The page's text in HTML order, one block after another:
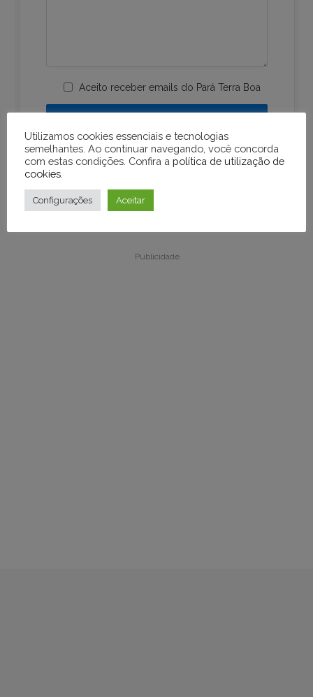
Aceito receber emails do Pará Terra Boa
Publicidade
Publicidade
Utilizamos cookies essenciais e tecnologias
semelhantes. Ao continuar navegando, você concorda
com estas condições. Confira a política de utilização de
cookies
Configurações Aceitar